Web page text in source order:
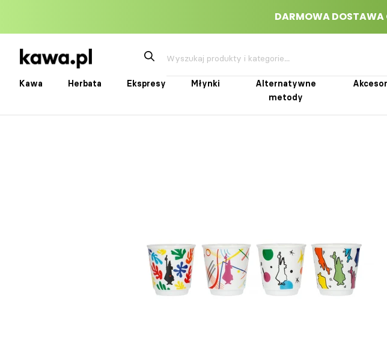
Przejdź
treści
Kawa Herbata Ekspresy Młynki
Alternatywne
metody